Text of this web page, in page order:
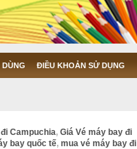
DÙNG ĐIỀU KHOẢN SỬ DỤNG
Campuchia, Giá Vé máy bay đi
bay quốc tế, mua vé máy bay đi